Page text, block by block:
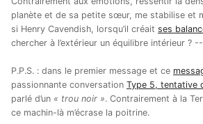
planète et de sa petite sœur, me stabilise et
si Henry Cavendish, lorsqu’il créait ses
chercher à l’extérieur un équilibre intérieur ?
P.P.S. : dans le premier message et ce
passionnante conversation Type 5, tentative
parlé d’un « trou noir ». Contrairement à la
ce machin-là m’écrase la poitrine.